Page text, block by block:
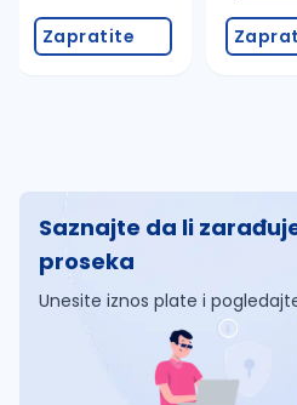
Zapratite
Saznajte da li
proseka
Unesite iznos plate i